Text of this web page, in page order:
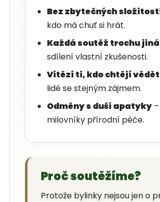
Bez zbytečných
kdo má chuť si hrát.
Každá soutěž trochu jiná
sdílení vlastní zkušenosti.
Vítězí ti, kdo chtějí
lidé se stejným zájmem.
Odměny s duší apatyky
milovníky přírodní péče.
Proč soutěžíme?
Protože bylinky nejsou jen o